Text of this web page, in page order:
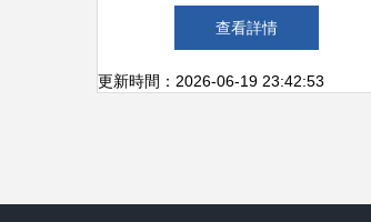
戶河北太藝文化藝術館 以文
化潤澤產業新章
查看詳情
更新時間：2026-06-19 23:42:53